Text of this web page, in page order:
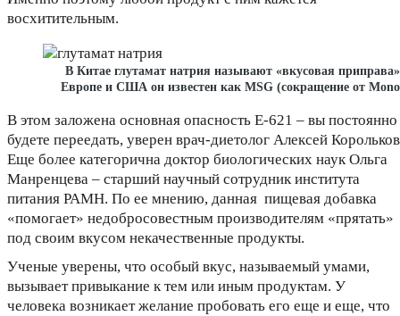
восхитительным.
В Китае глутамат натрия называют «вкусовая
Европе и США он известен как MSG (сокращение от
В этом заложена основная опасность Е-621 – вы постоянно
будете переедать, уверен врач-диетолог Алексей
Еще более категорична доктор биологических наук Ольга
Манренцева – старший научный сотрудник института
питания РАМН. По ее мнению, данная пищевая добавка
«помогает» недобросовестным производителям «прятать»
под своим вкусом некачественные продукты.
Ученые уверены, что особый вкус, называемый умами,
вызывает привыкание к тем или иным продуктам. У
человека возникает желание пробовать его еще и еще, что